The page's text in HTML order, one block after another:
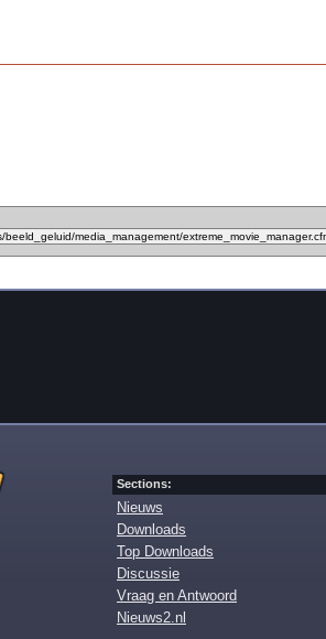
Sections:
Nieuws
Downloads
Top Downloads
Discussie
Vraag en Antwoord
Nieuws2.nl